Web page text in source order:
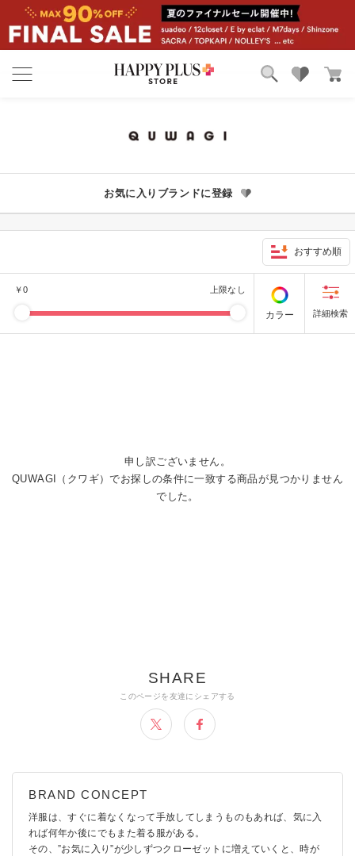
お気に入り
お気に入りブランドに登録
おすすめ順
￥0 上限なし
カラー
申し訳ございません。
QUWAGI（クワギ）でお探しの条件に一致する商品が見つかりません
でした。
洋服は、すぐに着なくなって手放してしまうものもあれば、気に入
れば何年か後にでもまた着る服がある。
その、”お気に入り”が少しずつクローゼットに増えていくと、時が